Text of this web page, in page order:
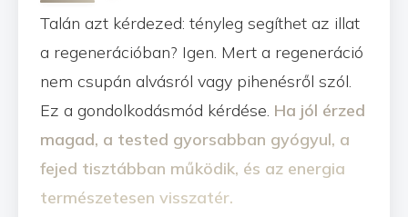
Talán azt kérdezed: tényleg segíthet az illat
a regenerációban? Igen. Mert a regeneráció
nem csupán alvásról vagy pihenésről szól.
Ez a gondolkodásmód kérdése. Ha jól érzed
magad, a tested gyorsabban gyógyul, a
fejed tisztábban működik, és az energia
természetesen visszatér.